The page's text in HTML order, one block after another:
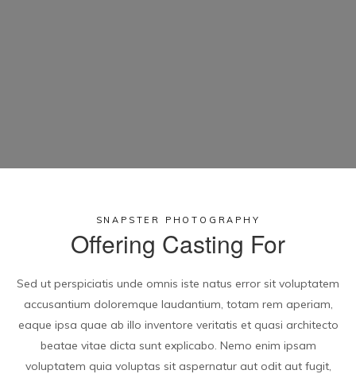
SNAPSTER PHOTOGRAPHY
Offering Casting For
Sed ut perspiciatis unde omnis iste natus error sit voluptatem
accusantium doloremque laudantium, totam rem aperiam,
eaque ipsa quae ab illo inventore veritatis et quasi architecto
beatae vitae dicta sunt explicabo. Nemo enim ipsam
voluptatem quia voluptas sit aspernatur aut odit aut fugit,